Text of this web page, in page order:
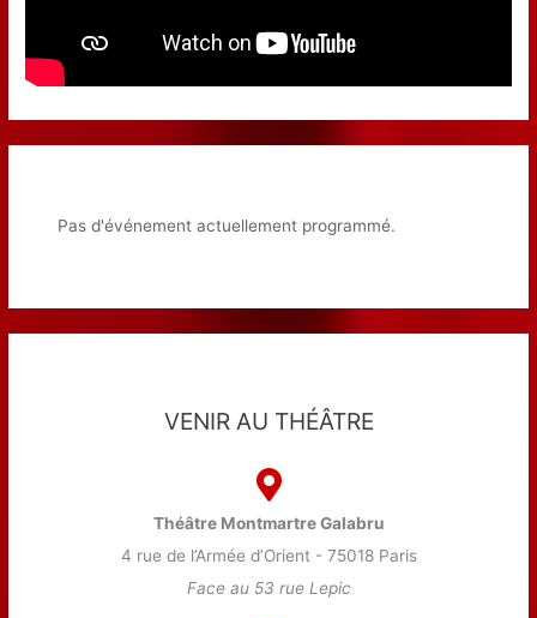
Pas d'événement actuellement programmé.
VENIR AU THÉÂTRE
Théâtre Montmartre Galabru
4 rue de l’Armée d’Orient - 75018 Paris
Face au 53 rue Lepic